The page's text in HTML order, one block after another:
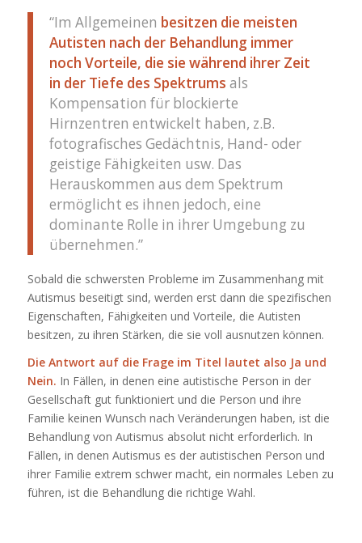
“Im Allgemeinen besitzen die meisten
Autisten nach der Behandlung immer
noch Vorteile, die sie während ihrer Zeit
in der Tiefe des Spektrums als
Kompensation für blockierte
Hirnzentren entwickelt haben, z.B.
fotografisches Gedächtnis, Hand- oder
geistige Fähigkeiten usw. Das
Herauskommen aus dem Spektrum
ermöglicht es ihnen jedoch, eine
dominante Rolle in ihrer Umgebung zu
übernehmen.”
Sobald die schwersten Probleme im Zusammenhang mit
Autismus beseitigt sind, werden erst dann die spezifischen
Eigenschaften, Fähigkeiten und Vorteile, die Autisten
besitzen, zu ihren Stärken, die sie voll ausnutzen können.
Die Antwort auf die Frage im Titel lautet also Ja und
Nein. In Fällen, in denen eine autistische Person in der
Gesellschaft gut funktioniert und die Person und ihre
Familie keinen Wunsch nach Veränderungen haben, ist die
Behandlung von Autismus absolut nicht erforderlich. In
Fällen, in denen Autismus es der autistischen Person und
ihrer Familie extrem schwer macht, ein normales Leben zu
führen, ist die Behandlung die richtige Wahl.